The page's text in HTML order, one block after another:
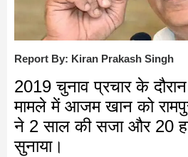
Report By: Kiran Prakash Singh
2019 चुनाव प्रचार के दौरान
मामले में आजम खान को
ने 2 साल की सजा और 20
सुनाया।